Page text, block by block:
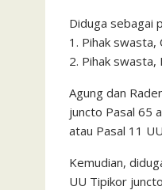
Diduga sebagai
1. Pihak swasta,
2. Pihak swasta,
Agung dan
juncto Pasal 65
atau Pasal 11
Kemudian,
UU Tipikor